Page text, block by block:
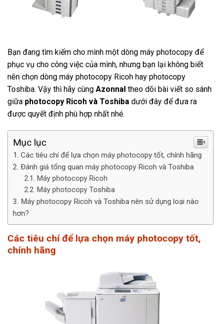
Bạn đang tìm kiếm cho mình một dòng máy photocopy để
phục vụ cho công việc của mình, nhưng bạn lại không biết
nên chọn dòng máy photocopy Ricoh hay photocopy
Toshiba. Vậy thì hãy cùng Azonnal theo dõi bài viết so sánh
giữa photocopy Ricoh và Toshiba dưới đây để đưa ra
được quyết định phù hợp nhất nhé.
Mục lục
Các tiêu chí để lựa chọn máy photocopy tốt, chính hãng
Đánh giá tổng quan máy photocopy Ricoh và Toshiba
Máy photocopy Ricoh
Máy photocopy Toshiba
Máy photocopy Ricoh và Toshiba nên sử dụng loại nào
hơn?
Các tiêu chí để lựa chọn máy photocopy tốt,
chính hãng